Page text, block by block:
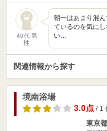
40代 男
性
朝一はあまり混
ているのを気に
い…
関連情報から探す
境南浴場
3.0点/ 1
東京